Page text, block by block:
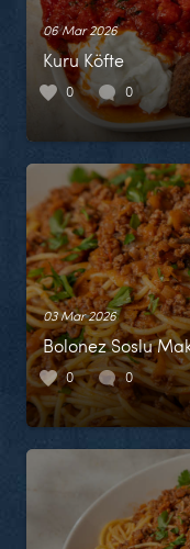
06 Mar 2026
Kuru Köfte
0 0
03 Mar 2026
Bolonez Soslu
0 0